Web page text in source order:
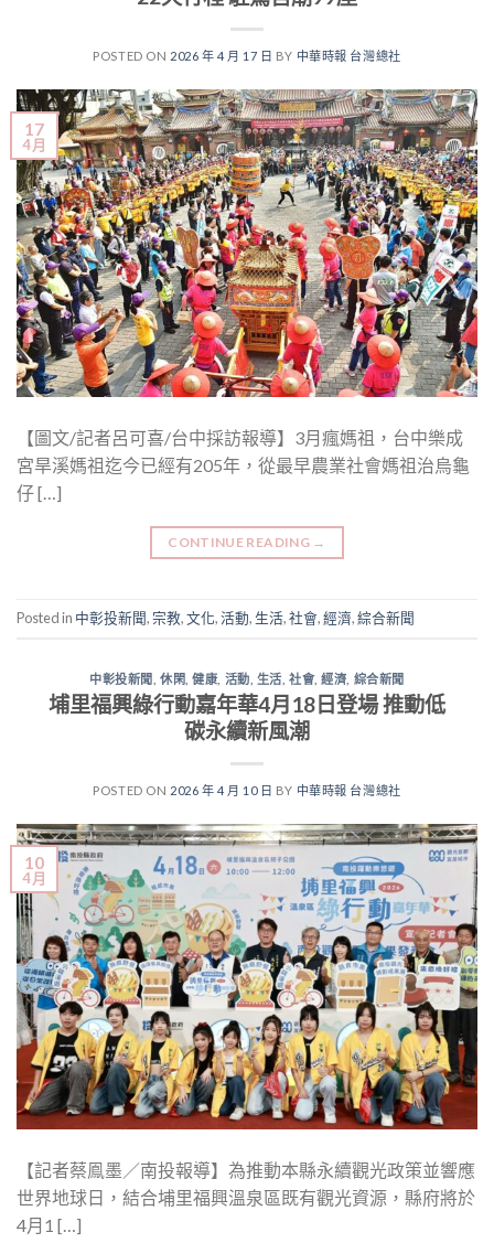
POSTED ON 2026 年 4 月 17 日 BY 中華時報 台灣總社
17
4 月
【圖文/記者呂可喜/台中採訪報導】3月瘋媽祖，台中樂成
宮旱溪媽祖迄今已經有205年，從最早農業社會媽祖治烏龜
仔 […]
CONTINUE READING →
Posted in 中彰投新聞,宗教,文化,活動,生活,社會,經濟,綜合新聞
中彰投新聞 ,休閑 ,健康, 活動 生活 ,社會,經濟 綜合新聞
埔里福興綠行動嘉年華4月18日登場 推動低
碳永續新風潮
POSTED ON 2026 年 4 月 10 日 BY 中華時報 台灣總社
10
4 月
【記者蔡鳯墨／南投報導】為推動本縣永續觀光政策並響應
世界地球日，結合埔里福興溫泉區既有觀光資源，縣府將於
4月1 […]